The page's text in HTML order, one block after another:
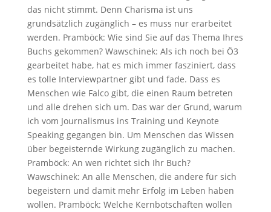
das nicht stimmt. Denn Charisma ist uns
grundsätzlich zugänglich – es muss nur erarbeitet
werden. Pramböck: Wie sind Sie auf das Thema Ihres
Buchs gekommen? Wawschinek: Als ich noch bei Ö3
gearbeitet habe, hat es mich immer fasziniert, dass
es tolle Interviewpartner gibt und fade. Dass es
Menschen wie Falco gibt, die einen Raum betreten
und alle drehen sich um. Das war der Grund, warum
ich vom Journalismus ins Training und Keynote
Speaking gegangen bin. Um Menschen das Wissen
über begeisternde Wirkung zugänglich zu machen.
Pramböck: An wen richtet sich Ihr Buch?
Wawschinek: An alle Menschen, die andere für sich
begeistern und damit mehr Erfolg im Leben haben
wollen. Pramböck: Welche Kernbotschaften wollen